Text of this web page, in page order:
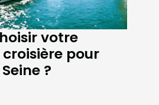
votre
pour
?